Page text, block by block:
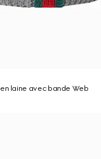
laine avec bande Web